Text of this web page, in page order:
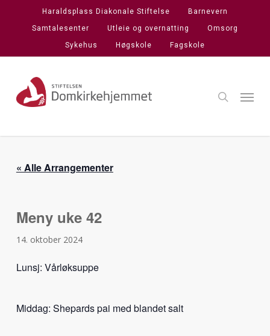
content
Haraldsplass Diakonale Stiftelse
Barnevern
Samtalesenter
Utleie og overnatting
Omsorg
Sykehus
Høgskole Fagskole
Menu
« Alle Arrangementer
Meny uke 42
14. oktober 2024
Lunsj: Vårløksuppe
Middag: Shepards pai med blandet salt